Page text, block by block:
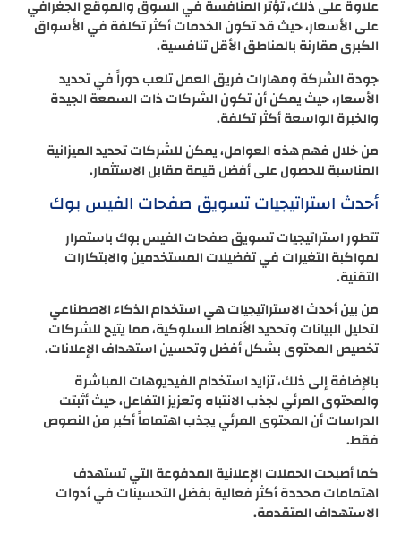
علاوة على ذلك، تؤثر المنافسة في السوق والموقع الجغرافي
على الأسعار، حيث قد تكون الخدمات أكثر تكلفة في الأسواق
الكبرى مقارنة بالمناطق الأقل تنافسية.
جودة الشركة ومهارات فريق العمل تلعب دوراً في تحديد
الأسعار، حيث يمكن أن تكون الشركات ذات السمعة الجيدة
والخبرة الواسعة أكثر تكلفة.
من خلال فهم هذه العوامل، يمكن للشركات تحديد الميزانية
المناسبة للحصول على أفضل قيمة مقابل الاستثمار.
أحدث استراتيجيات تسويق صفحات الفيس بوك
تتطور استراتيجيات تسويق صفحات الفيس بوك باستمرار
لمواكبة التغيرات في تفضيلات المستخدمين والابتكارات
التقنية.
من بين أحدث الاستراتيجيات هي استخدام الذكاء الاصطناعي
لتحليل البيانات وتحديد الأنماط السلوكية، مما يتيح للشركات
تخصيص المحتوى بشكل أفضل وتحسين استهداف الإعلانات.
بالإضافة إلى ذلك، تزايد استخدام الفيديوهات المباشرة
والمحتوى المرئي لجذب الانتباه وتعزيز التفاعل، حيث أثبتت
الدراسات أن المحتوى المرئي يجذب اهتماماً أكبر من النصوص
فقط.
كما أصبحت الحملات الإعلانية المدفوعة التي تستهدف
اهتمامات محددة أكثر فعالية بفضل التحسينات في أدوات
الاستهداف المتقدمة.